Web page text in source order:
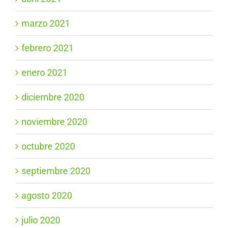
marzo 2021
febrero 2021
enero 2021
diciembre 2020
noviembre 2020
octubre 2020
septiembre 2020
agosto 2020
julio 2020